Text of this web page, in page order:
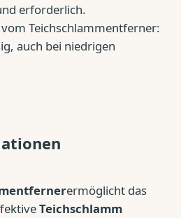
erforderlich.
vom Teichschlammentferner:
auch bei niedrigen
ermöglicht das
Teichschlamm